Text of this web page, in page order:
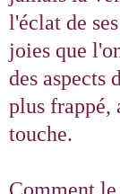
l'éclat de
joies que
des aspects
plus frappé,
touche.